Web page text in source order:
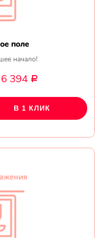
поле
начало!
6 394 Р
В 1 КЛИК